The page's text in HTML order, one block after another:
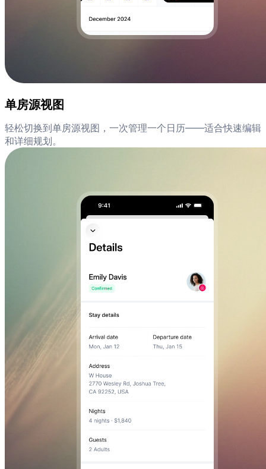
单房源视图
轻松切换到单房源视图，一次管理一个日历——适合快速编辑
和详细规划。